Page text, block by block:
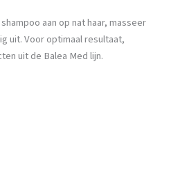
aan op nat haar, masseer
uit. Voor optimaal resultaat,
uit de Balea Med lijn.